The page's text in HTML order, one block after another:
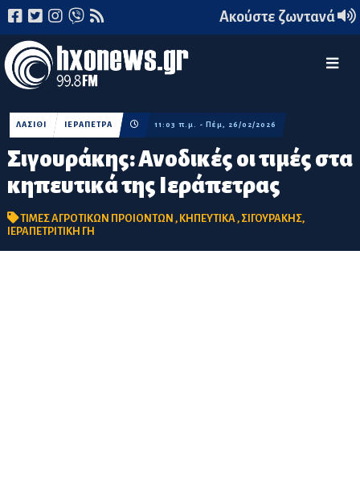
Ακούστε ζωντανά
Σιγουράκης: Ανοδικές οι τιμές στα
κηπευτικά της Ιεράπετρας
ΛΑΣΙΘΙ ΙΕΡΑΠΕΤΡΑ 11:03 π.μ. - Πέμ, 26/02/2026
ΤΙΜΕΣ ΑΓΡΟΤΙΚΩΝ ΠΡΟΙΟΝΤΩΝ , ΚΗΠΕΥΤΙΚΑ , ΣΙΓΟΥΡΑΚΗΣ,
ΙΕΡΑΠΕΤΡΙΤΙΚΗ ΓΗ